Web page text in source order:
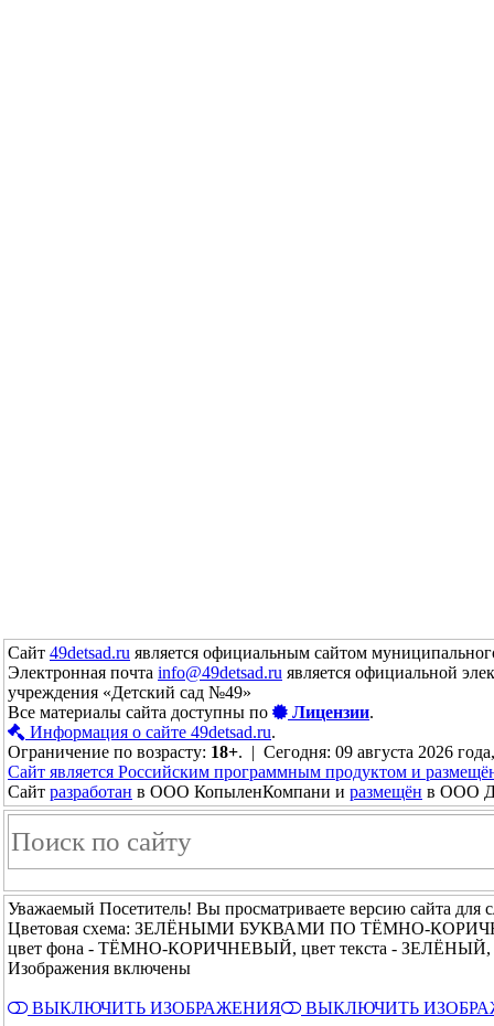
Сайт 49detsad.ru является официальным сайтом
Электронная почта info@49detsad.ru является официальной
учреждения «Детский сад №49»
Все материалы сайта доступны по
Лицензии.
Информация о сайте 49detsad.ru.
Ограничение по возрасту: 18+. | Сегодня: 09 августа 2026
Сайт является Российским программным продуктом и
Сайт разработан в ООО КопыленКомпани и размещён в ООО
Уважаемый Посетитель! Вы просматриваете версию сайта для
Цветовая схема: ЗЕЛЁНЫМИ БУКВАМИ ПО ТЁМНО-
цвет фона - ТЁМНО-КОРИЧНЕВЫЙ, цвет текста - ЗЕЛЁНЫЙ,
Изображения включены
ВЫКЛЮЧИТЬ ИЗОБРАЖЕНИЯ ВЫКЛЮЧИТЬ